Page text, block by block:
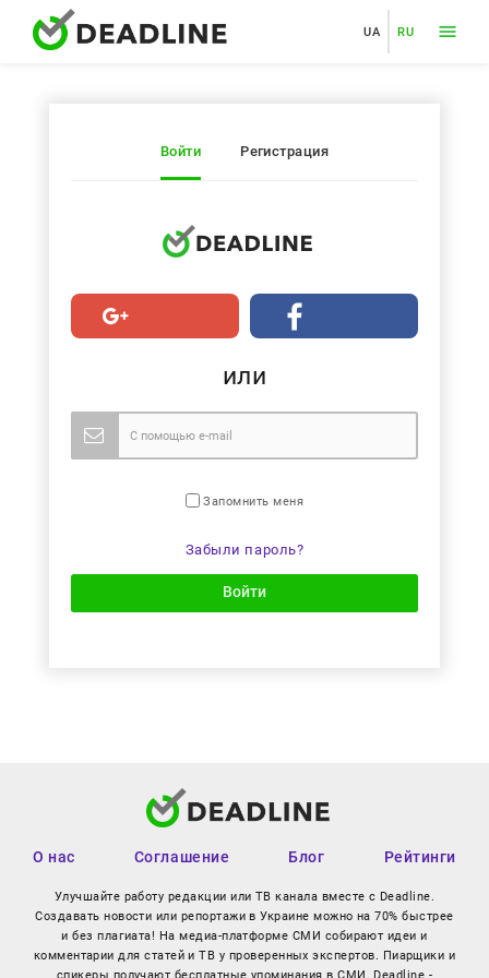
UA RU
Войти Регистрация
или
Запомнить меня
Забыли пароль?
Войти
О нас Соглашение Блог Рейтинги
Улучшайте работу редакции или ТВ канала вместе с Deadline.
Создавать новости или репортажи в Украине можно на 70% быстрее
и без плагиата! На медиа-платформе СМИ собирают идеи и
комментарии для статей и ТВ у проверенных экспертов. Пиарщики и